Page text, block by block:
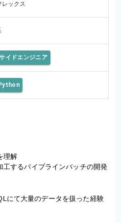
ックス
イドエンジニア
理解
工するパイプラインバッチの開発
にて大量のデータを扱った経験